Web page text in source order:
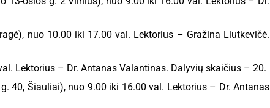
nuo 10.00 iki 17.00 val. Lektorius – Gražina Liutkevičė.
Lektorius – Dr. Antanas Valantinas. Dalyvių skaičius – 20.
40, Šiauliai), nuo 9.00 iki 16.00 val. Lektorius – Dr. Antanas